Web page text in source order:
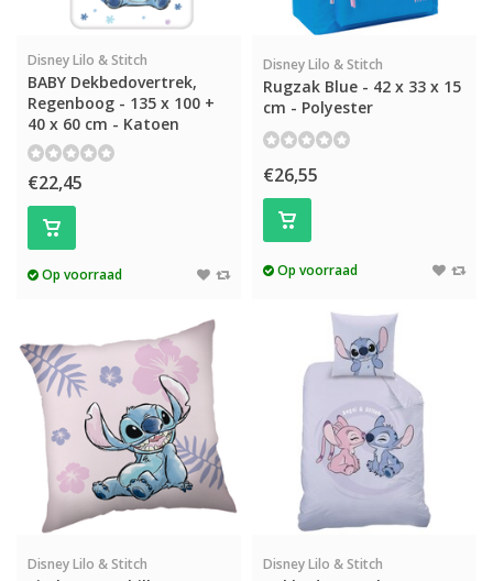
Disney Lilo & Stitch
BABY Dekbedovertrek,
Regenboog - 135 x 100 +
40 x 60 cm - Katoen
€22,45
Op voorraad
Disney Lilo & Stitch
Rugzak Blue - 42 x 33 x 15
cm - Polyester
€26,55
Op voorraad
Disney Lilo & Stitch Disney Lilo & Stitch